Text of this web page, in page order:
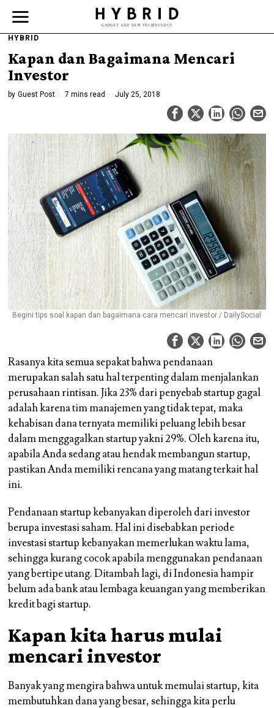
HYBRID
Kapan dan Bagaimana Mencari
Investor
by Guest Post 7 mins read July 25, 2018
Begini tips soal kapan dan bagaimana cara mencari investor / DailySocial
Rasanya kita semua sepakat bahwa pendanaan
merupakan salah satu hal terpenting dalam menjalankan
perusahaan rintisan.Jika 23% dari penyebab startup gagal
adalah karena tim manajemen yang tidak tepat, maka
kehabisan dana ternyata memiliki peluang lebih besar
dalam menggagalkan startup yakni 29%. Oleh karena itu,
apabila Anda sedang atau hendak membangun startup,
pastikan Anda memiliki rencana yang matang terkait hal
ini.
Pendanaan startup kebanyakan diperoleh dari investor
berupa investasi saham. Hal ini disebabkan periode
investasi startup kebanyakan memerlukan waktu lama,
sehingga kurang cocok apabila menggunakan pendanaan
yang bertipe utang. Ditambah lagi, di Indonesia hampir
belum ada bank atau lembaga keuangan yang memberikan
kredit bagi startup.
Kapan kita harus mulai
mencari investor
Banyak yang mengira bahwa untuk memulai startup, kita
membutuhkan dana yang besar, sehingga kita perlu